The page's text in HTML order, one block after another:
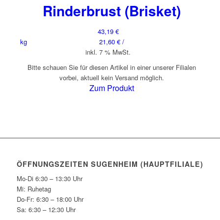
Rinderbrust (Brisket)
43,19 €
21,60 €/
kg
inkl. 7 % MwSt.
Bitte schauen Sie für diesen Artikel in einer unserer Filialen
vorbei, aktuell kein Versand möglich.
Zum Produkt
ÖFFNUNGSZEITEN SUGENHEIM (HAUPTFILIALE)
Mo-Di 6:30 – 13:30 Uhr
Mi: Ruhetag
Do-Fr: 6:30 – 18:00 Uhr
Sa: 6:30 – 12:30 Uhr